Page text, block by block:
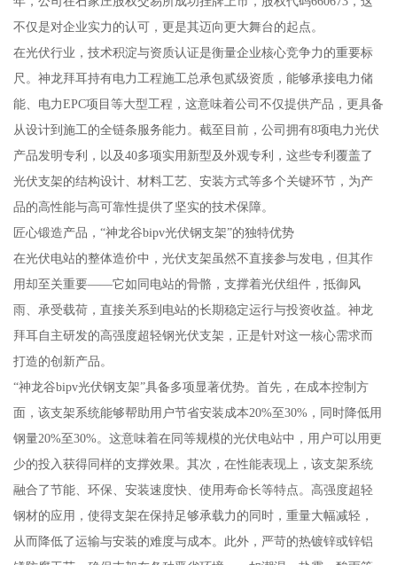
不仅是对企业实力的认可，更是其迈向更大舞台的起点。
在光伏行业，技术积淀与资质认证是衡量企业核心竞争力的重要标
尺。神龙拜耳持有电力工程施工总承包贰级资质，能够承接电力储
能、电力EPC项目等大型工程，这意味着公司不仅提供产品，更具备
从设计到施工的全链条服务能力。截至目前，公司拥有8项电力光伏
产品发明专利，以及40多项实用新型及外观专利，这些专利覆盖了
光伏支架的结构设计、材料工艺、安装方式等多个关键环节，为产
品的高性能与高可靠性提供了坚实的技术保障。
匠心锻造产品，“神龙谷bipv光伏钢支架”的独特优势
在光伏电站的整体造价中，光伏支架虽然不直接参与发电，但其作
用却至关重要——它如同电站的骨骼，支撑着光伏组件，抵御风
雨、承受载荷，直接关系到电站的长期稳定运行与投资收益。神龙
拜耳自主研发的高强度超轻钢光伏支架，正是针对这一核心需求而
打造的创新产品。
“神龙谷bipv光伏钢支架”具备多项显著优势。首先，在成本控制方
面，该支架系统能够帮助用户节省安装成本20%至30%，同时降低用
钢量20%至30%。这意味着在同等规模的光伏电站中，用户可以用更
少的投入获得同样的支撑效果。其次，在性能表现上，该支架系统
融合了节能、环保、安装速度快、使用寿命长等特点。高强度超轻
钢材的应用，使得支架在保持足够承载力的同时，重量大幅减轻，
从而降低了运输与安装的难度与成本。此外，严苛的热镀锌或锌铝